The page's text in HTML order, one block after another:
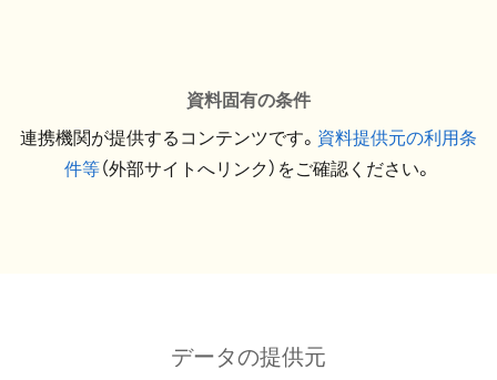
資料固有の条件
連携機関が提供するコンテンツです。 資料提供元の利用条
件等（外部サイトへリンク）をご確認ください。
データの提供元